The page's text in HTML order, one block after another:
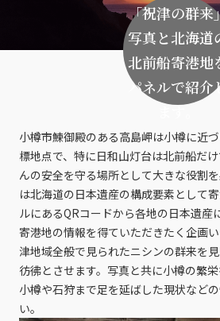
「祝津の群来
写真と北海道
北前船寄港地
パネルで紹介
ます。
小樽市鰊御殿のある高島岬は小樽に近
標地点で、特に日和山灯台は北前船だ
んの安全を守る場所として大きな役割
は北海道の日本遺産の構成要素として
ルにあるQRコードから各地の日本遺産
寄港地の情報を得ていただきたく企画
津地域全般で見られたニシンの群来を
彷彿とさせます。写真と共に小樽の繁
小樽や石狩まで足を延ばした現状など
い。